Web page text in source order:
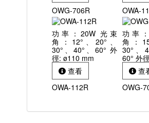
OWG-706R
OWA-
功率：20W 光束
角：12°、20°、
30°、40°、60° 外
徑: ø110 mm
查看
OWA-112R
功率
角：
30°、
60° 外
查
OWG-